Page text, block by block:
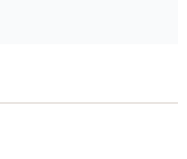
払い賃金、解雇、労働